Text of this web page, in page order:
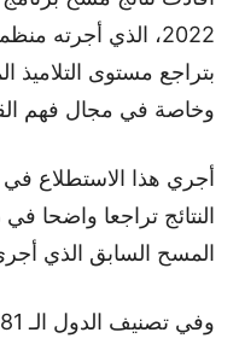
2022، الذي أجرته
بتراجع مستوى التلاميذ
وخاصة في مجال فهم
النتائج تراجعا واضحا في
المسح السابق الذي أجري